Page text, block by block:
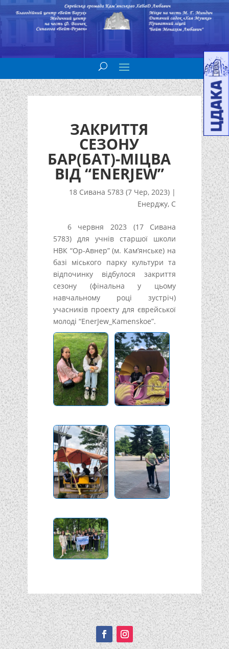
ЗАКРИТТЯ
СЕЗОНУ
БАР(БАТ)-МІЦВА
ВІД “ENERJEW”
18 Сивана 5783 (7 Чер, 2023) |
Енерджу, С
6 червня 2023 (17 Сивана
5783) для учнів старшої школи
НВК “Ор-Авнер” (м. Кам’янське) на
базі міського парку культури та
відпочинку відбулося закриття
сезону (фінальна у цьому
навчальному році зустріч)
учасників проекту для єврейської
молоді “EnerJew_Kamenskoe”.
Подписывайтесь!